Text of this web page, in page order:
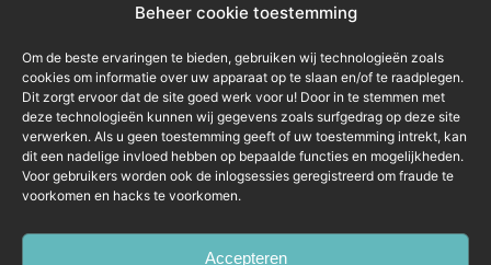
Beheer cookie toestemming
Om de beste ervaringen te bieden, gebruiken wij technologieën zoals
cookies om informatie over uw apparaat op te slaan en/of te raadplegen.
Dit zorgt ervoor dat de site goed werk voor u! Door in te stemmen met
deze technologieën kunnen wij gegevens zoals surfgedrag op deze site
verwerken. Als u geen toestemming geeft of uw toestemming intrekt, kan
dit een nadelige invloed hebben op bepaalde functies en mogelijkheden.
Voor gebruikers worden ook de inlogsessies geregistreerd om fraude te
voorkomen en hacks te voorkomen.
Accepteren
SITE
Mijn naam, e-mail en site in deze browser opslaan
voor de volgende keer wanneer ik een reactie plaats.